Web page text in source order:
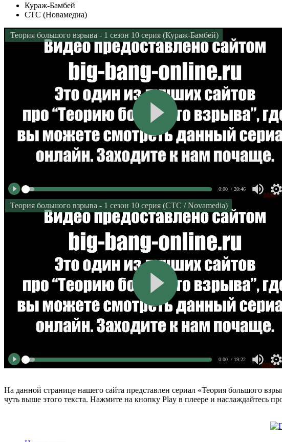
Кураж-Бамбей
СТС (Новамедиа)
Теория большого взрыва - 1 сезон 10 серия (Кураж-Бамбей)
0:00 / 20:46
Теория большого взрыва - 1 сезон 10 серия (СТС / Novamedia)
0:00 / 19:22
На данной странице нашего сайта представлен сериал «Теория большого
чуть выше этого текста. Нажмите на кнопку Play в плеере и наслаждайтесь